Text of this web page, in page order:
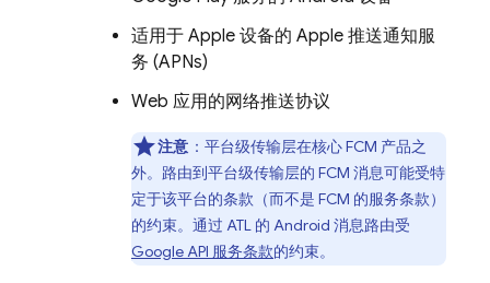
适用于 Apple 设备的 Apple 推送通知服
务 (APNs)
Web 应用的网络推送协议
注意 ：平台级传输层在核心FCM 产品之
外。路由到平台级传输层的 FCM 消息可能受特
定于该平台的条款（而不是 FCM 的服务条款）
的约束。通过 ATL 的 Android 消息路由受
Google API 服务条款的约束。